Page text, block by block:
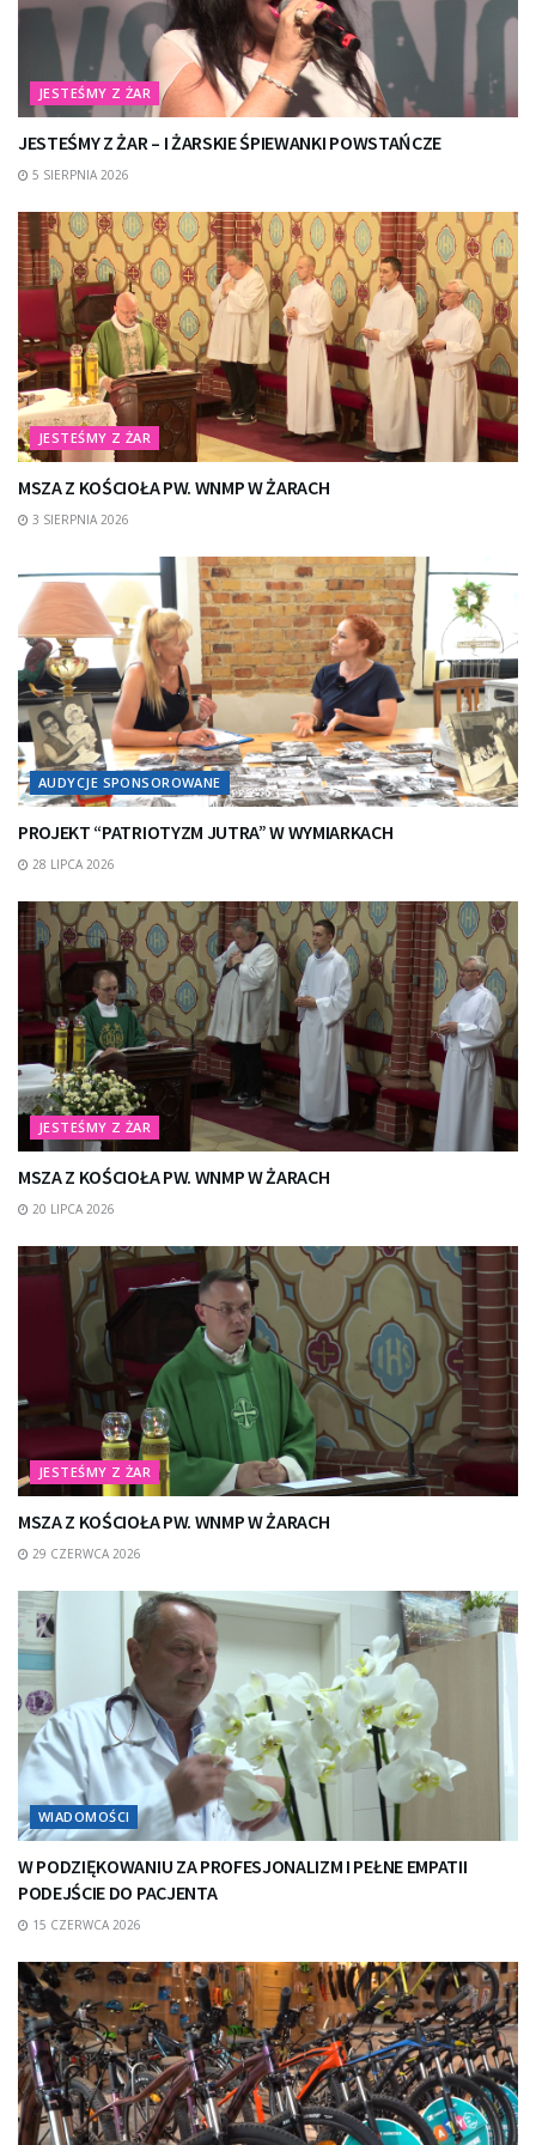
JESTEŚMY Z ŻAR
JESTEŚMY Z ŻAR – I ŻARSKIE ŚPIEWANKI POWSTAŃCZE
5 SIERPNIA 2026
JESTEŚMY Z ŻAR
MSZA Z KOŚCIOŁA PW. WNMP W ŻARACH
3 SIERPNIA 2026
AUDYCJE SPONSOROWANE
PROJEKT “PATRIOTYZM JUTRA” W WYMIARKACH
28 LIPCA 2026
JESTEŚMY Z ŻAR
MSZA Z KOŚCIOŁA PW. WNMP W ŻARACH
20 LIPCA 2026
JESTEŚMY Z ŻAR
MSZA Z KOŚCIOŁA PW. WNMP W ŻARACH
29 CZERWCA 2026
WIADOMOŚCI
W PODZIĘKOWANIU ZA PROFESJONALIZM I PEŁNE EMPATII
PODEJŚCIE DO PACJENTA
15 CZERWCA 2026